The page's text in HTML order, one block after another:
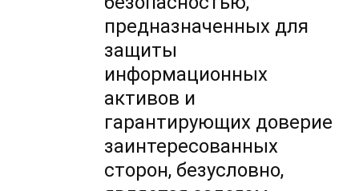
предназначенных для
защиты
информационных
активов и
гарантирующих доверие
заинтересованных
сторон, безусловно,